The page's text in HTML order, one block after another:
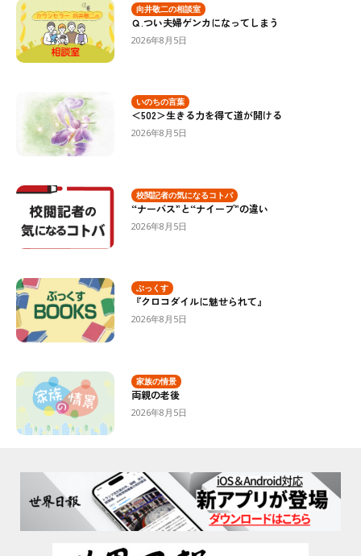
向井敬二の相談室
Ｑ.つい夫婦ゲンカになってしまう
2026年8月5日
いのちの言葉
＜502＞生きる力を得て道が開ける
2026年8月5日
校閲記者の気になるコトバ
“ナーバス”と“ナイーブ”の違い
2026年8月5日
ぶっくす
『クロコダイルに魅せられて』
2026年8月5日
家族の情景
両親の老後
2026年8月5日